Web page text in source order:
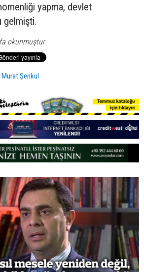
yapma, devlet
gelmişti.
okunmuştur
Murat Şenkul